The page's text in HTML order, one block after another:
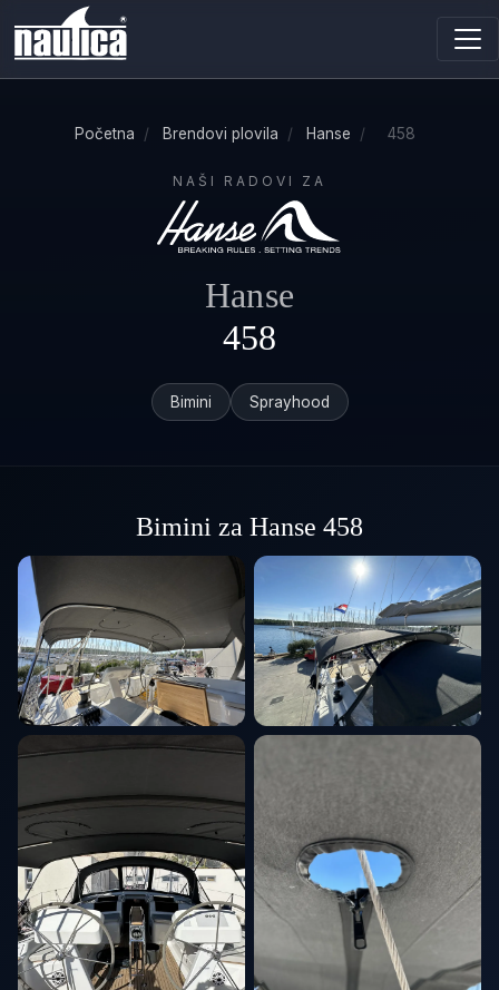
Početna / Brendovi plovila / Hanse / 458
NAŠI RADOVI ZA
Hanse
458
Bimini Sprayhood
Bimini za Hanse 458